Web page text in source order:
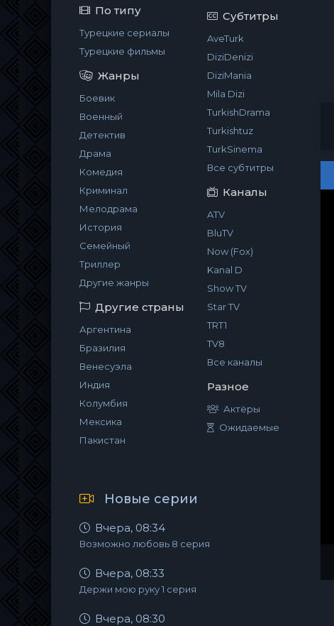
По типу
Турецкие сериалы
Турецкие фильмы
Жанры
Боевик
Военный
Детектив
Драма
Комедия
Криминал
Мелодрама
История
Семейный
Триллер
Другие жанры
Другие страны
Аргентина
Бразилия
Венесуэла
Индия
Колумбия
Мексика
Пакистан
Субтитры
AveTurk
DiziDenizi
DiziMania
Mila Dizi
TurkishDrama
Turkishtuz
TurkSinema
Все субтитры
Каналы
ATV
BluTV
Now (Fox)
Kanal D
Show TV
Star TV
TRT1
TV8
Все каналы
Разное
Актёры
Ожидаемые
Новые серии
Вчера, 08:34
Возможно любовь 8 серия
Вчера, 08:33
Держи мою руку 1 серия
Вчера, 08:30